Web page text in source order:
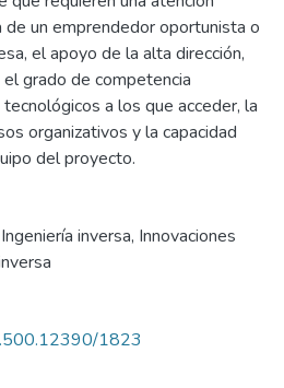
un emprendedor oportunista o
el apoyo de la alta dirección,
grado de competencia
a los que acceder, la
organizativos y la capacidad
del proyecto.
Ingeniería inversa, Innovaciones
1823